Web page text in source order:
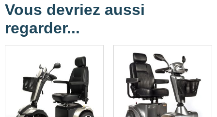
Vous devriez aussi
regarder...